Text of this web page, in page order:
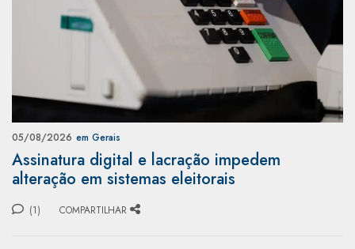
05/08/2026 em Gerais
Assinatura digital e lacração impedem
alteração em sistemas eleitorais
(1) COMPARTILHAR